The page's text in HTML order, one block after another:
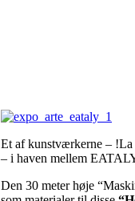
Et af kunstværkerne – !La
– i haven mellem
Den 30 meter høje